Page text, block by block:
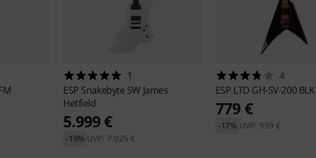
1
ESP Snakebyte SW James
Hetfield
5.999 €
UVP: 7.025 €
-15%
4
ESP LTD GH-SV-200 BLK
779 €
UVP: 939 €
-17%